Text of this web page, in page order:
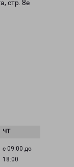
стр. 8е
с 09:00 до
18:00